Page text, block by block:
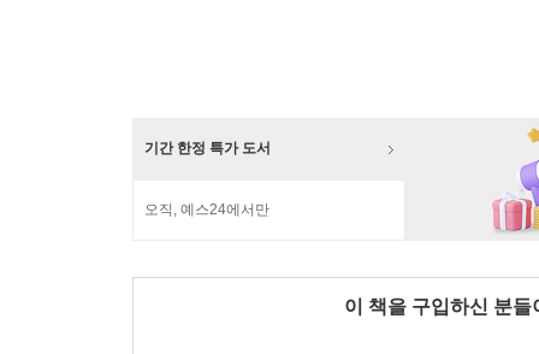
기간 한정 특가 도서
오직, 예스24에서만
이 책을 구입하신 분